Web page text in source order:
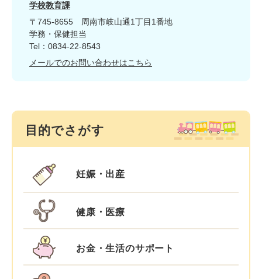
学校教育課
〒745-8655
周南市岐山通1丁目1番地
学務・保健担当
Tel：0834-22-8543
メールでのお問い合わせはこちら
目的でさがす
妊娠・出産
健康・医療
お金・生活のサポート